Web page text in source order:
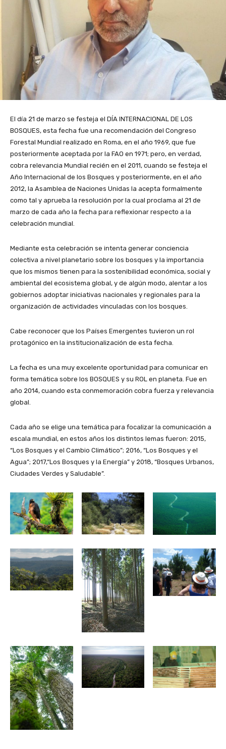
El día 21 de marzo se festeja el DÍA INTERNACIONAL DE LOS
BOSQUES, esta fecha fue una recomendación del Congreso
Forestal Mundial realizado en Roma, en el año 1969, que fue
posteriormente aceptada por la FAO en 1971; pero, en verdad,
cobra relevancia Mundial recién en el 2011, cuando se festeja el
Año Internacional de los Bosques y posteriormente, en el año
2012, la Asamblea de Naciones Unidas la acepta formalmente
como tal y aprueba la resolución por la cual proclama al 21 de
marzo de cada año la fecha para reflexionar respecto a la
celebración mundial.
Mediante esta celebración se intenta generar conciencia
colectiva a nivel planetario sobre los bosques y la importancia
que los mismos tienen para la sostenibilidad económica, social y
ambiental del ecosistema global, y de algún modo, alentar a los
gobiernos adoptar iniciativas nacionales y regionales para la
organización de actividades vinculadas con los bosques.
Cabe reconocer que los Países Emergentes tuvieron un rol
protagónico en la institucionalización de esta fecha.
La fecha es una muy excelente oportunidad para comunicar en
forma temática sobre los BOSQUES y su ROL en planeta. Fue en
año 2014, cuando esta conmemoración cobra fuerza y relevancia
global.
Cada año se elige una temática para focalizar la comunicación a
escala mundial, en estos años los distintos lemas fueron: 2015,
“Los Bosques y el Cambio Climático”; 2016, “Los Bosques y el
Agua”; 2017,“Los Bosques y la Energía” y 2018, “Bosques Urbanos,
Ciudades Verdes y Saludable”.